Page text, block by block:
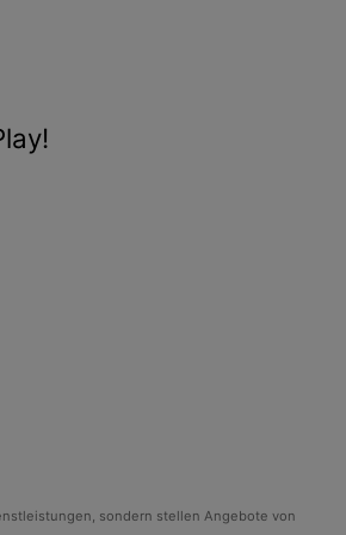
sondern stellen Angebote von